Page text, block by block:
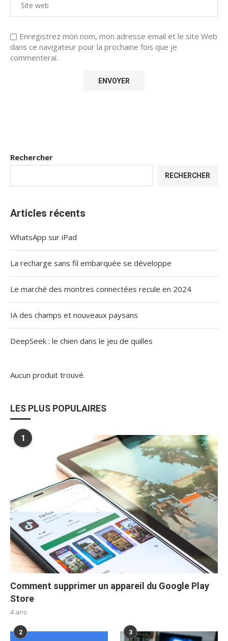
Enregistrez mon nom, mon adresse email et le site Web
dans ce navigateur pour la prochaine fois que je
commenterai.
Rechercher
RECHERCHER
Articles récents
WhatsApp sur iPad
La recharge sans fil embarquée se développe
Le marché des montres connectées recule en 2024
IA des champs et nouveaux paysans
DeepSeek : le chien dans le jeu de quilles
Aucun produit trouvé.
LES PLUS POPULAIRES
1
Comment supprimer un appareil du Google Play
Store
4 ans
2 3